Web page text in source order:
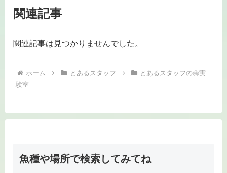
関連記事
関連記事は見つかりませんでした。
ホーム とあるスタッフ
とあるスタッフの㊙実
験室
魚種や場所で検索してみてね